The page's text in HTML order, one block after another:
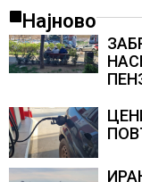
Најново